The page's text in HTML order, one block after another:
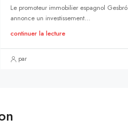
Le promoteur immobilier espagnol Gesbró
annonce un investissement...
continuer la lecture
par